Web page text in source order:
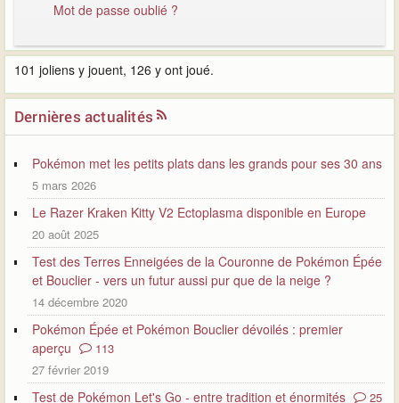
Mot de passe oublié ?
101 joliens y jouent, 126 y ont joué.
Dernières actualités
Pokémon met les petits plats dans les grands pour ses 30 ans
5 mars 2026
Le Razer Kraken Kitty V2 Ectoplasma disponible en Europe
20 août 2025
Test des Terres Enneigées de la Couronne de Pokémon Épée
et Bouclier - vers un futur aussi pur que de la neige ?
14 décembre 2020
Pokémon Épée et Pokémon Bouclier dévoilés : premier
aperçu
113
27 février 2019
Test de Pokémon Let's Go - entre tradition et énormités 25